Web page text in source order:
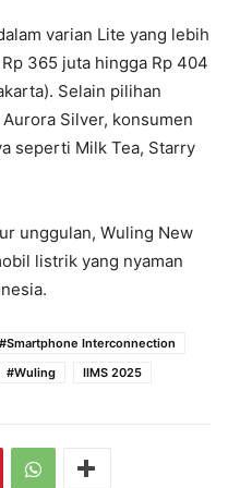
varian Lite yang lebih
365 juta hingga Rp 404
Selain pilihan
Silver, konsumen
seperti Milk Tea, Starry
unggulan, Wuling New
listrik yang nyaman
#Smartphone Interconnection
#Wuling IIMS 2025